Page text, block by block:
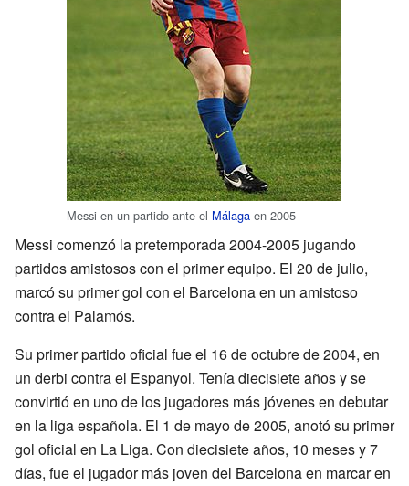
Messi en un partido ante el Málaga en 2005
Messi comenzó la pretemporada 2004-2005 jugando
partidos amistosos con el primer equipo. El 20 de julio,
marcó su primer gol con el Barcelona en un amistoso
contra el Palamós.
Su primer partido oficial fue el 16 de octubre de 2004, en
un derbi contra el Espanyol. Tenía diecisiete años y se
convirtió en uno de los jugadores más jóvenes en debutar
en la liga española. El 1 de mayo de 2005, anotó su primer
gol oficial en La Liga. Con diecisiete años, 10 meses y 7
días, fue el jugador más joven del Barcelona en marcar en